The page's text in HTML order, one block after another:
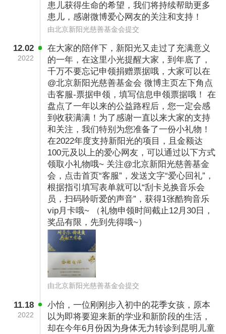
患儿获得生命的希望，我们将持续帮助更多
患儿，感谢微博爱心网友的关注和支持！
由北京新阳光慈善基金会提交
12.02
2022
在大家的陪伴下，新阳光又走过了充满意义
的一年，在这里小光提醒大家，到年底了，
千万不要忘记申领捐赠票据哦，大家可以在
@北京新阳光慈善基金会 微博主页左下角点
击客服-票据申领，填写信息申领票据哦！ 在
盘点了一年以来的公益路程后，您一定会感
到收获满满！为了感谢一直以来大家的支持
和关注，我们特别为您准备了一份小礼物！
在2022年度支持新阳光的项目，且金额达
100元及以上的爱心网友，可以通过以下方式
领取小礼物哦~ 关注@北京新阳光慈善基金
会，点击首页“客服”，发送文字“爱心回礼”，
根据指引填写表单就可以“刮卡兑换音乐会
员，扫码聆听爱的声音”，获得1张酷狗音乐
vip月卡哦~ （礼物申领时间截止12月30日，
奖品有限，先到先得哦~）
由北京新阳光慈善基金会提交
11.18
2022
小怡，一位刚刚步入初中的花季女孩，原本
以为即将要迎来新的学业和新阶段的生活，
却在今年6月份因为身体无力转诊到昆明儿童